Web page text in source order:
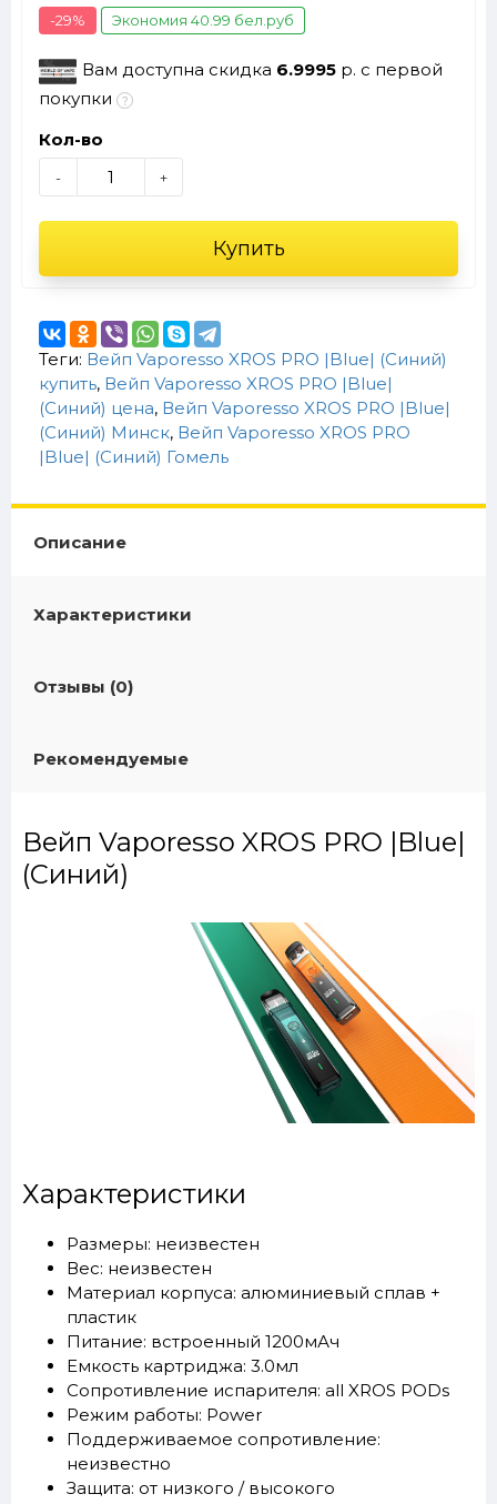
-29% Экономия 40.99 бел.руб
Вам доступна скидка 6.9995 р. с первой
покупки
Кол-во
- +
Купить
Теги: Вейп Vaporesso XROS PRO |Blue| (Синий)
купить, Вейп Vaporesso XROS PRO |Blue|
(Синий) цена, Вейп Vaporesso XROS PRO |Blue|
(Синий) Минск, Вейп Vaporesso XROS PRO
|Blue| (Синий) Гомель
Описание
Характеристики
Отзывы (0)
Рекомендуемые
Вейп Vaporesso XROS PRO |Blue|
(Синий)
Характеристики
Размеры: неизвестен
Вес: неизвестен
Материал корпуса: алюминиевый сплав +
пластик
Питание: встроенный 1200мАч
Емкость картриджа: 3.0мл
Сопротивление испарителя: all XROS PODs
Режим работы: Power
Поддерживаемое сопротивление:
неизвестно
Защита: от низкого / высокого